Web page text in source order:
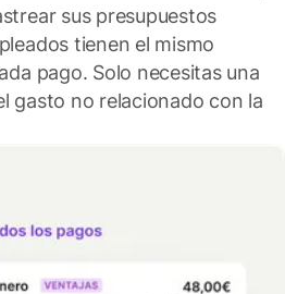
sus presupuestos
tienen el mismo
pago. Solo necesitas una
gasto no relacionado con la